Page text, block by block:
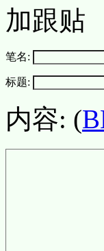
加跟贴
笔名:
标题:
内容: (